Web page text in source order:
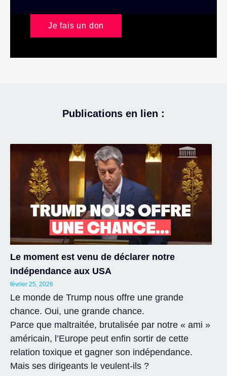
Je fais un don
Publications en lien :
Le moment est venu de déclarer notre
indépendance aux USA
février 25, 2026
Le monde de Trump nous offre une grande
chance. Oui, une grande chance.
Parce que maltraitée, brutalisée par notre « ami »
américain, l’Europe peut enfin sortir de cette
relation toxique et gagner son indépendance.
Mais ses dirigeants le veulent-ils ?